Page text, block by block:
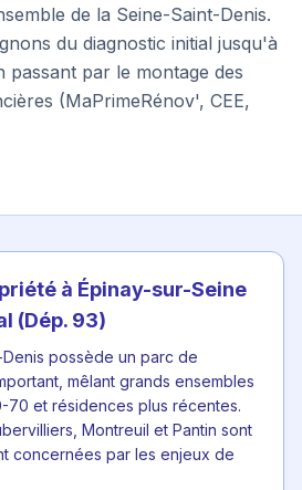
de la Seine-Saint-Denis.
du diagnostic initial jusqu'à
passant par le montage des
(MaPrimeRénov', CEE,
à Épinay-sur-Seine
(Dép. 93)
possède un parc de
mêlant grands ensembles
70 et résidences plus récentes.
Montreuil et Pantin sont
concernées par les enjeux de